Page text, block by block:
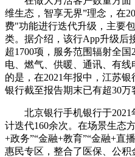
维生态，智享无界”理念，在
费"功能进行迭代升级，主要
类。据介绍，该行App升级后
超1700项，服务范围辐射全国
电、燃气、供暖、通讯、有
的是，在2021年报中，江苏
银行截至报告期末已有超30万
北京银行手机银行于
计迭代160余次。在场景生态
+政务”“金融+教育”“金融+直
惠民专区，整合了医保、公积